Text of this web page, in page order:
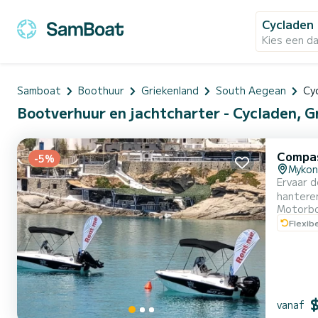
Cycladen
Kies een
Samboat Boothuur Griekenland South Aegean
Bootverhuur en jachtcharter - Cycladen,
-5%
Ervaar
vanaf